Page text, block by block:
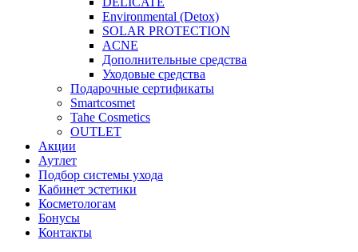
Environmental (Detox)
SOLAR PROTECTION
АCNE
Дополнительные средства
Уходовые средства
Подарочные сертификаты
Smartcosmet
Tahe Cosmetics
OUTLET
Акции
Аутлет
Подбор системы ухода
Кабинет эстетики
Косметологам
Бонусы
Контакты